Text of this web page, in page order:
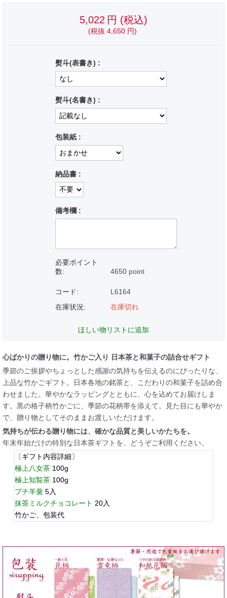
5,022 円 (税込)
(税抜 4,650 円)
熨斗(表書き) :
熨斗(名書き) :
包装紙 :
納品書 :
備考欄 :
必要ポイント
数:
4650 point
コード:
L6164
在庫状況:
在庫切れ
ほしい物リストに追加
心ばかりの贈り物に。竹かご入り 日本茶と和菓子の詰合せギフト
季節のご挨拶やちょっとした感謝の気持ちを伝えるのにぴったりな、
上品な竹かごギフト。日本各地の銘茶と、こだわりの和菓子を詰め合
わせました。華やかなラッピングとともに、心を込めてお届けしま
す。黒の格子柄竹かごに、季節の花柄帯を添えて。見た目にも華やか
で、贈り物としてそのままお渡しいただけます。
気持ちが伝わる贈り物には、確かな品質と美しいかたちを。
年末年始だけの特別な日本茶ギフトを、どうぞご利用ください。
〔ギフト内容詳細〕
極上八女茶 100g
極上知覧茶 100g
プチ羊羹 5入
抹茶ミルクチョコレート 20入
竹かご、包装代